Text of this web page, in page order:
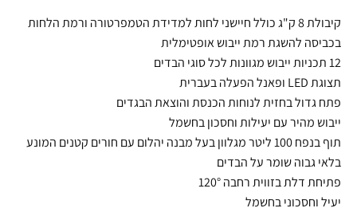
קיבולת 8 ק"ג כולל חיישני לחות למדידת הטמפרטורה ורמת הלחות
בכביסה להשגת רמת ייבוש אופטימלית
12 תכניות ייבוש מגוונות לכל סוגי הבדים
תצוגת LED ופאנל הפעלה בעברית
פתח גדול בחזית לנוחות הכנסת והוצאת הבגדים
ייבוש מהיר עם יעילות וחסכון בחשמל
תוף בנפח 100 ליטר מגלוון בעל מבנה יהלום עם חורים קטנים המונע
בלאי גבוה שומר על הבדים
פתיחת דלת בזווית רחבה 120°
יעיל וחסכוני בחשמל